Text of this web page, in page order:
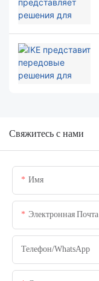
Свяжитесь с нами
Имя
Электронная Почта
Телефон/WhatsApp